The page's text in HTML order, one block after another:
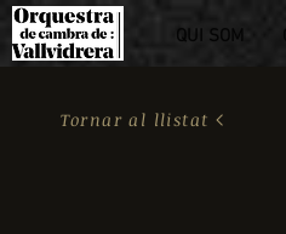
QUI SOM
Tornar al llistat